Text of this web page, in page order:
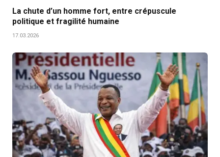
La chute d’un homme fort, entre crépuscule
politique et fragilité humaine
17.03.2026